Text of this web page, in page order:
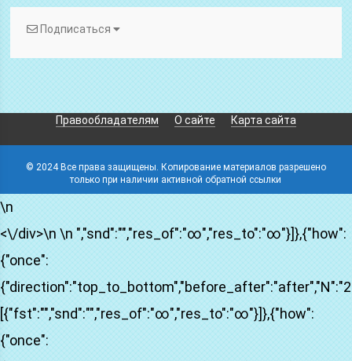
Подписаться
Правообладателям О сайте Карта сайта
© 2024 Все права защищены. Копирование материалов разрешено
только при наличии активной обратной ссылки
\n
<\/div>\n \n ","snd":"","res_of":"∞","res_to":"∞"}]},{"how":
{"onсe":
[{"fst":"","snd":"","res_of":"∞","res_to":"∞"}]},{"how":
{"onсe":